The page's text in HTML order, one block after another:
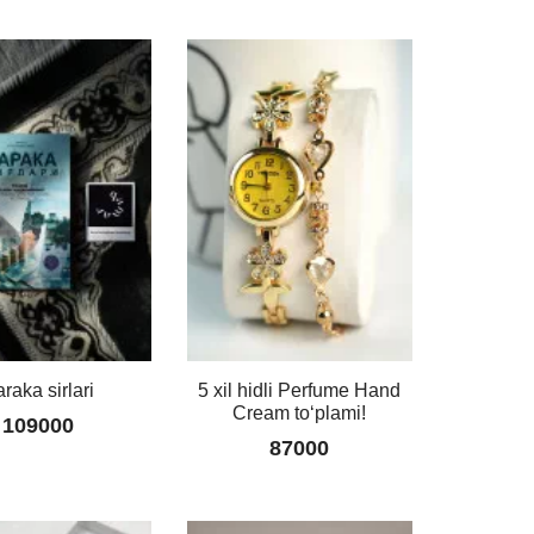
Yurak
Taqinchoqlar
To’plami
Tilla
Rang
99000
sirlari
109000
5 xil hidli Perfume Hand
Cream to‘plami!
87000